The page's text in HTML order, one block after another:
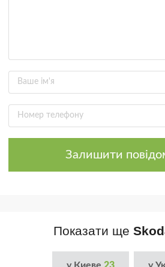
Залишити
Показати ще
у Киеве 23 у